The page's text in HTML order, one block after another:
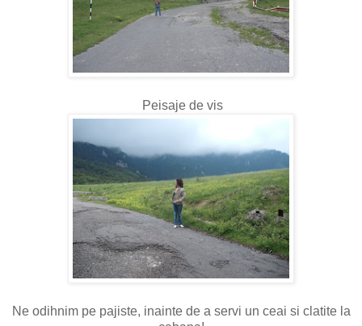
Peisaje de vis
Ne odihnim pe pajiste, inainte de a servi un ceai si clatite la